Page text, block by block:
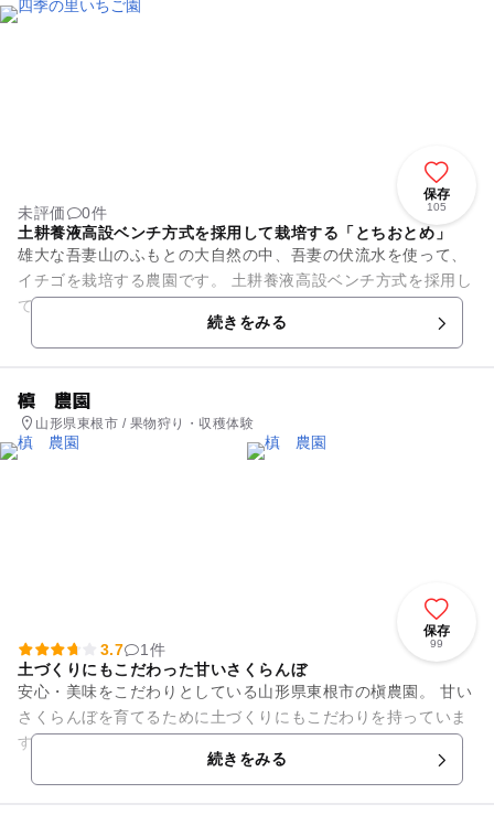
保存
105
未評価
0件
土耕養液高設ベンチ方式を採用して栽培する「とちおとめ」
雄大な吾妻山のふもとの大自然の中、吾妻の伏流水を使って、
イチゴを栽培する農園です。 土耕養液高設ベンチ方式を採用し
て「とちおとめ」などのイチゴを育てています。例年、1月中
続きをみる
槙 農園
山形県東根市 / 果物狩り・収穫体験
保存
99
3.7
1件
土づくりにもこだわった甘いさくらんぼ
安心・美味をこだわりとしている山形県東根市の槇農園。 甘い
さくらんぼを育てるために土づくりにもこだわりを持っていま
す。 6月から「さくらんぼ狩り」が楽しめます。一般コース
続きをみる